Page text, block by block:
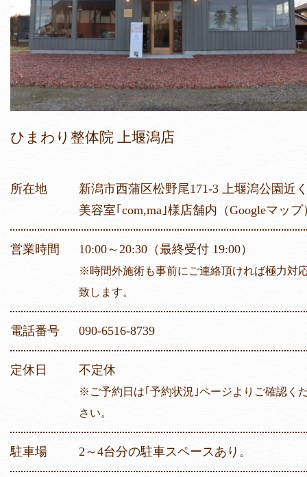
ひまわり整体院 上堰潟店
所在地
新潟市西蒲区松野尾171-3 上堰潟公園近
美容室｢com,ma｣様店舗内 （Googleマップ
営業時間 10:00～20:30（最終受付 19:00）
※時間外施術も事前にご連絡頂ければ極力対
致します。
電話番号 090-6516-8739
定休日 不定休
※ご予約日は｢予約状況｣ページよりご確認く
さい。
駐車場 2～4台分の駐車スペースあり。